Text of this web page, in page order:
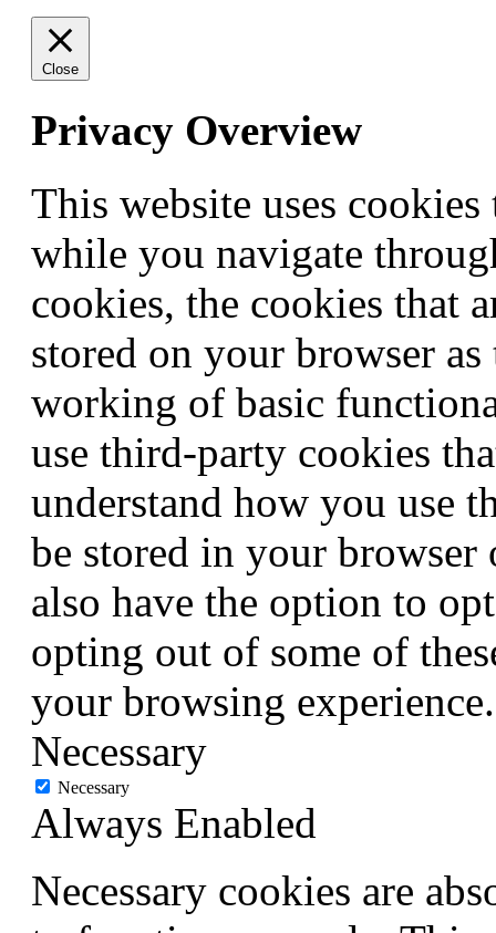
Close
Privacy Overview
This website uses
while you navigate
cookies, the cookies that
stored on your browser
working of basic
use third-party cookies
understand how you use
be stored in your
also have the option to
opting out of some of
your browsing experience.
Necessary
Necessary
Always Enabled
Necessary cookies are